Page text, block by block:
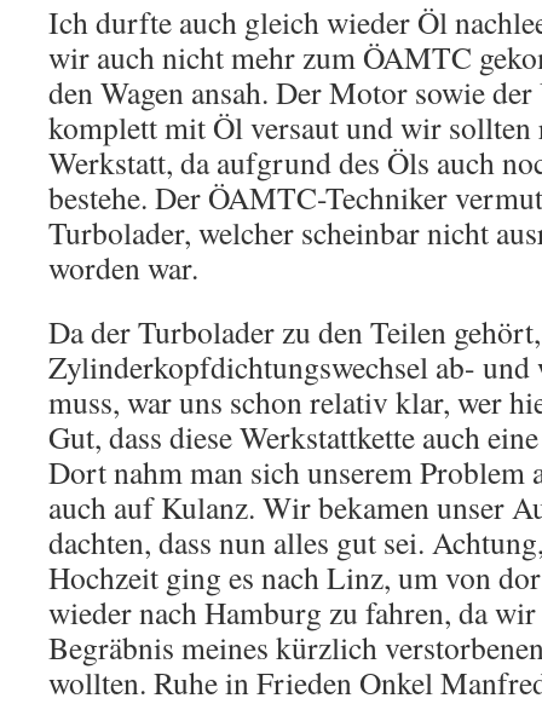
Ich durfte auch gleich wieder Öl
wir auch nicht mehr zum ÖAMTC
den Wagen ansah. Der Motor sowie
komplett mit Öl versaut und wir sollten
Werkstatt, da aufgrund des Öls auch
bestehe. Der ÖAMTC-Techniker
Turbolader, welcher scheinbar nicht
worden war.
Da der Turbolader zu den Teilen
Zylinderkopfdichtungswechsel ab- und
muss, war uns schon relativ klar, wer
Gut, dass diese Werkstattkette auch
Dort nahm man sich unserem Problem
auch auf Kulanz. Wir bekamen unser
dachten, dass nun alles gut sei.
Hochzeit ging es nach Linz, um von
wieder nach Hamburg zu fahren, da
Begräbnis meines kürzlich
wollten. Ruhe in Frieden Onkel